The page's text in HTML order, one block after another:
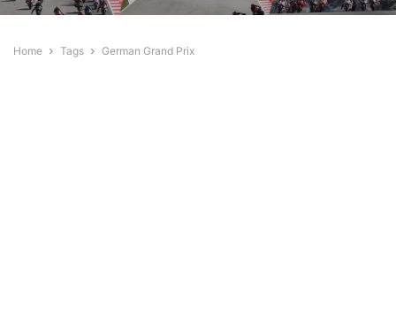
Home Tags German Grand Prix